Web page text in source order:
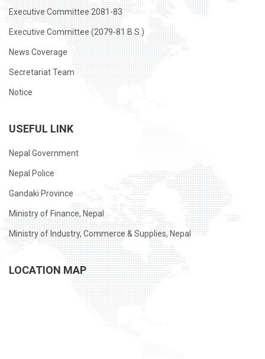
Executive Committee 2081-83
Executive Committee (2079-81 B.S.)
News Coverage
Secretariat Team
Notice
USEFUL LINK
Nepal Government
Nepal Police
Gandaki Province
Ministry of Finance, Nepal
Ministry of Industry, Commerce & Supplies, Nepal
LOCATION MAP